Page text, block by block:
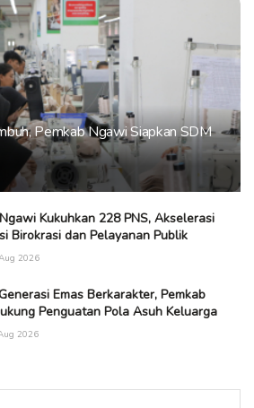
Pemkab Ngawi Siapkan SDM
Kukuhkan 228 PNS, Akselerasi
Birokrasi dan Pelayanan Publik
2026
Emas Berkarakter, Pemkab
Penguatan Pola Asuh Keluarga
2026